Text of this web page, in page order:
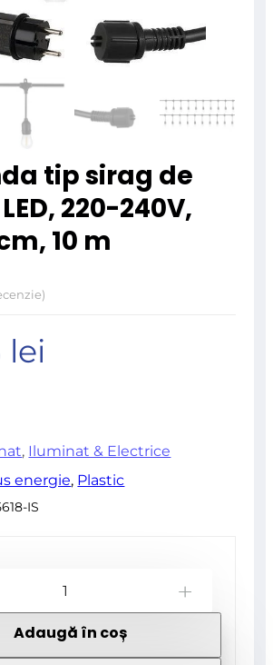
tip sirag de
220-240V,
10 m
lei
, Iluminat & Electrice
energie, Plastic
IS
Adaugă în coș